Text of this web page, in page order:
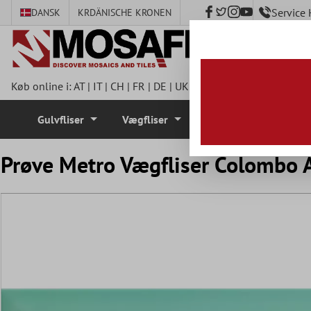
DANSK KRDÄNISCHE KRONEN
Køb online i:AT| IT| CH | FR | DE | UK
Gulvfliser Vægfliser
Prøve Metro Vægfliser Colombo